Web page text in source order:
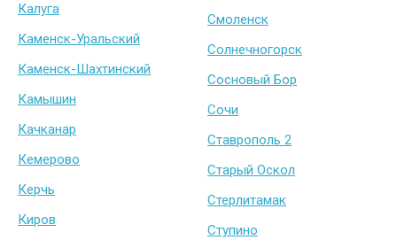
Калуга
Каменск-Уральский
Каменск-Шахтинский
Камышин
Качканар
Кемерово
Керчь
Киров
Смоленск
Солнечногорск
Сосновый Бор
Сочи
Ставрополь 2
Старый Оскол
Стерлитамак
Ступино